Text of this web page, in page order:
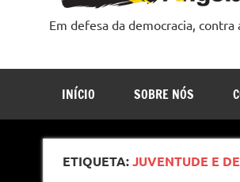
Em defesa da democracia, contra
INÍCIO SOBRE NÓS
ETIQUETA:JUVENTUDE E